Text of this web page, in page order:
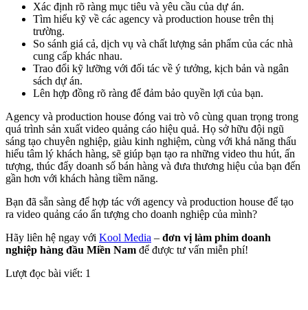
Xác định rõ ràng mục tiêu và yêu cầu của dự án.
Tìm hiểu kỹ về các agency và production house trên thị
trường.
So sánh giá cả, dịch vụ và chất lượng sản phẩm của các nhà
cung cấp khác nhau.
Trao đổi kỹ lưỡng với đối tác về ý tưởng, kịch bản và ngân
sách dự án.
Lên hợp đồng rõ ràng để đảm bảo quyền lợi của bạn.
Agency và production house đóng vai trò vô cùng quan trọng trong
quá trình sản xuất video quảng cáo hiệu quả. Họ sở hữu đội ngũ
sáng tạo chuyên nghiệp, giàu kinh nghiệm, cùng với khả năng thấu
hiểu tâm lý khách hàng, sẽ giúp bạn tạo ra những video thu hút, ấn
tượng, thúc đẩy doanh số bán hàng và đưa thương hiệu của bạn đến
gần hơn với khách hàng tiềm năng.
Bạn đã sẵn sàng để hợp tác với agency và production house để tạo
ra video quảng cáo ấn tượng cho doanh nghiệp của mình?
Hãy liên hệ ngay với Kool Media – đơn vị làm phim doanh
nghiệp hàng đầu Miền Nam để được tư vấn miễn phí!
Lượt đọc bài viết: 1